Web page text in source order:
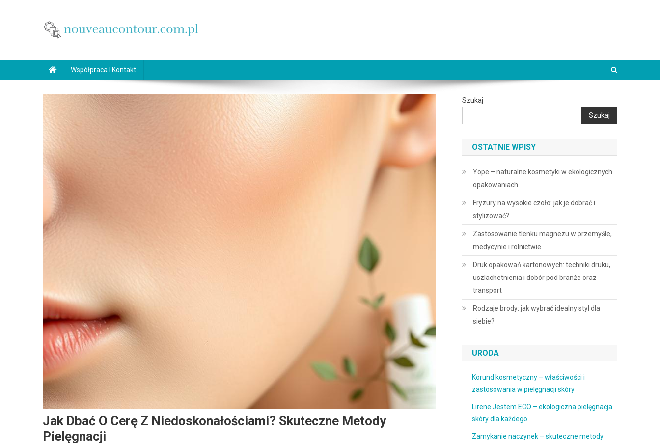
Współpraca I Kontakt
Jak Dbać O Cerę Z Niedoskonałościami? Skuteczne Metody
Pielęgnacji
Szukaj
Szukaj
OSTATNIE WPISY
Yope – naturalne kosmetyki w ekologicznych
opakowaniach
Fryzury na wysokie czoło: jak je dobrać i
stylizować?
Zastosowanie tlenku magnezu w przemyśle,
medycynie i rolnictwie
Druk opakowań kartonowych: techniki druku,
uszlachetnienia i dobór pod branże oraz
transport
Rodzaje brody: jak wybrać idealny styl dla
siebie?
URODA
Korund kosmetyczny – właściwości i
zastosowania w pielęgnacji skóry
Lirene Jestem ECO – ekologiczna pielęgnacja
skóry dla każdego
Zamykanie naczynek – skuteczne metody